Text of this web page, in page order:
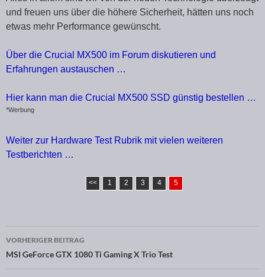
und freuen uns über die höhere Sicherheit, hätten uns noch
etwas mehr Performance gewünscht.
Über die Crucial MX500 im Forum diskutieren und
Erfahrungen austauschen …
Hier kann man die Crucial MX500 SSD günstig bestellen …
*Werbung
Weiter zur Hardware Test Rubrik mit vielen weiteren
Testberichten …
<< 1 2 3 4 5
Beitragsnavigation
VORHERIGER BEITRAG
MSI GeForce GTX 1080 Ti Gaming X Trio Test